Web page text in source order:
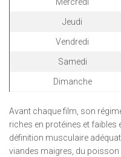
Mercredi
Jeudi
Vendredi
Samedi
Dimanche
Avant chaque film, son
riches en protéines et
définition musculaire
viandes maigres, du